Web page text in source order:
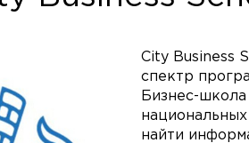
City Business
спектр
Бизнес-
найти